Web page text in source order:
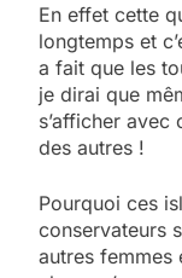
En effet cette
longtemps et
a fait que les
je dirai que
s’afficher
des autres !
Pourquoi ces
conservateurs
autres femmes